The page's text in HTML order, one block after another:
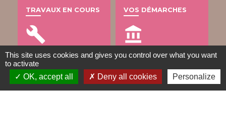
TRAVAUX EN COURS
build
VOS DÉMARCHES
account_balance
DÉCHETS
This site uses cookies and gives you control over what you want
to activate
OK, accept all
Deny all cookies Personalize